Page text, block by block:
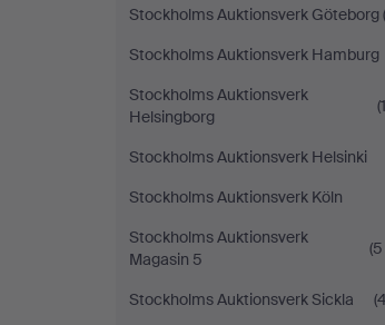
Stockholms Auktionsverk Göteborg
Stockholms Auktionsverk Hamburg
Stockholms Auktionsverk
Helsingborg
Stockholms Auktionsverk Helsinki
Stockholms Auktionsverk Köln
Stockholms Auktionsverk
Magasin 5
Stockholms Auktionsverk Sickla